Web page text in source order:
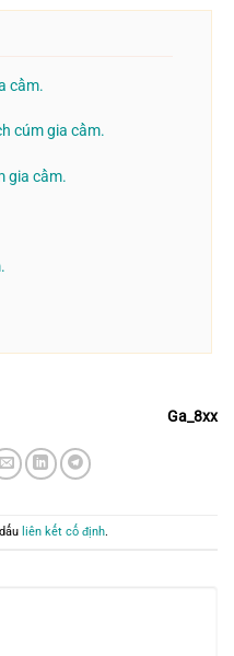
cầm.
cúm gia cầm.
gia cầm.
Ga_8xx
liên kết cố định.